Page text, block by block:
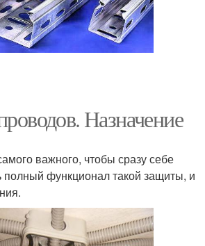
Назначение
важного, чтобы сразу себе
полный функционал такой защиты, и